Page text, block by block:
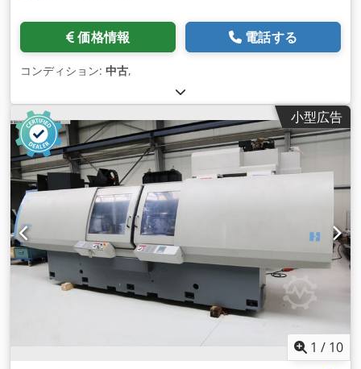
価格情報 電話する
コンディション: 中古,
小型広告
1 / 10